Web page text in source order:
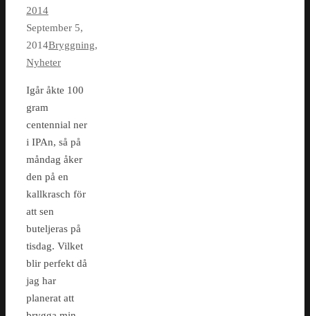
2014
September 5,
2014Bryggning,
Nyheter
Igår åkte 100
gram
centennial ner
i IPAn, så på
måndag åker
den på en
kallkrasch för
att sen
buteljeras på
tisdag. Vilket
blir perfekt då
jag har
planerat att